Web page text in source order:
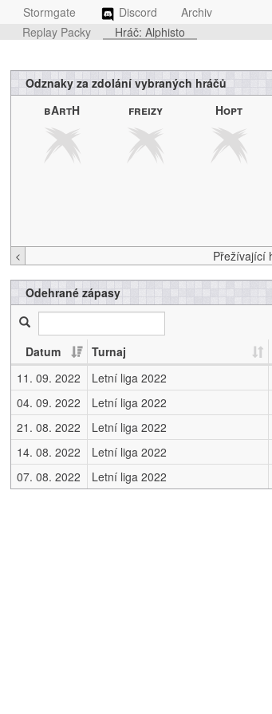
Stormgate Discord Archiv
Replay Packy Hráč: Alphisto
Odznaky za zdolání vybraných hráčů
bArtH
freizy Hopt
<
Odehrané zápasy
Datum Turnaj
11. 09. 2022
Letní liga 2022
04. 09. 2022
Letní liga 2022
21. 08. 2022
Letní liga 2022
14. 08. 2022
Letní liga 2022
07. 08. 2022
Letní liga 2022